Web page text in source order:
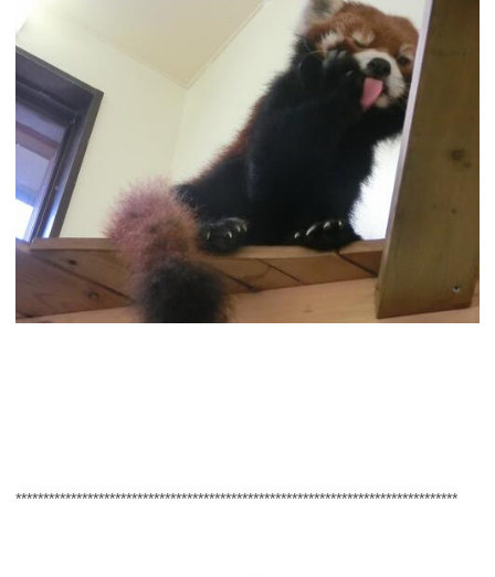
********************************************************************************